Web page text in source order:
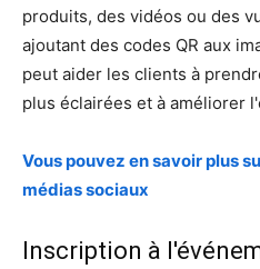
produits, des vidéos ou des
ajoutant des codes QR aux
peut aider les clients à
plus éclairées et à améliorer
Vous pouvez en savoir plus
médias sociaux
Inscription à